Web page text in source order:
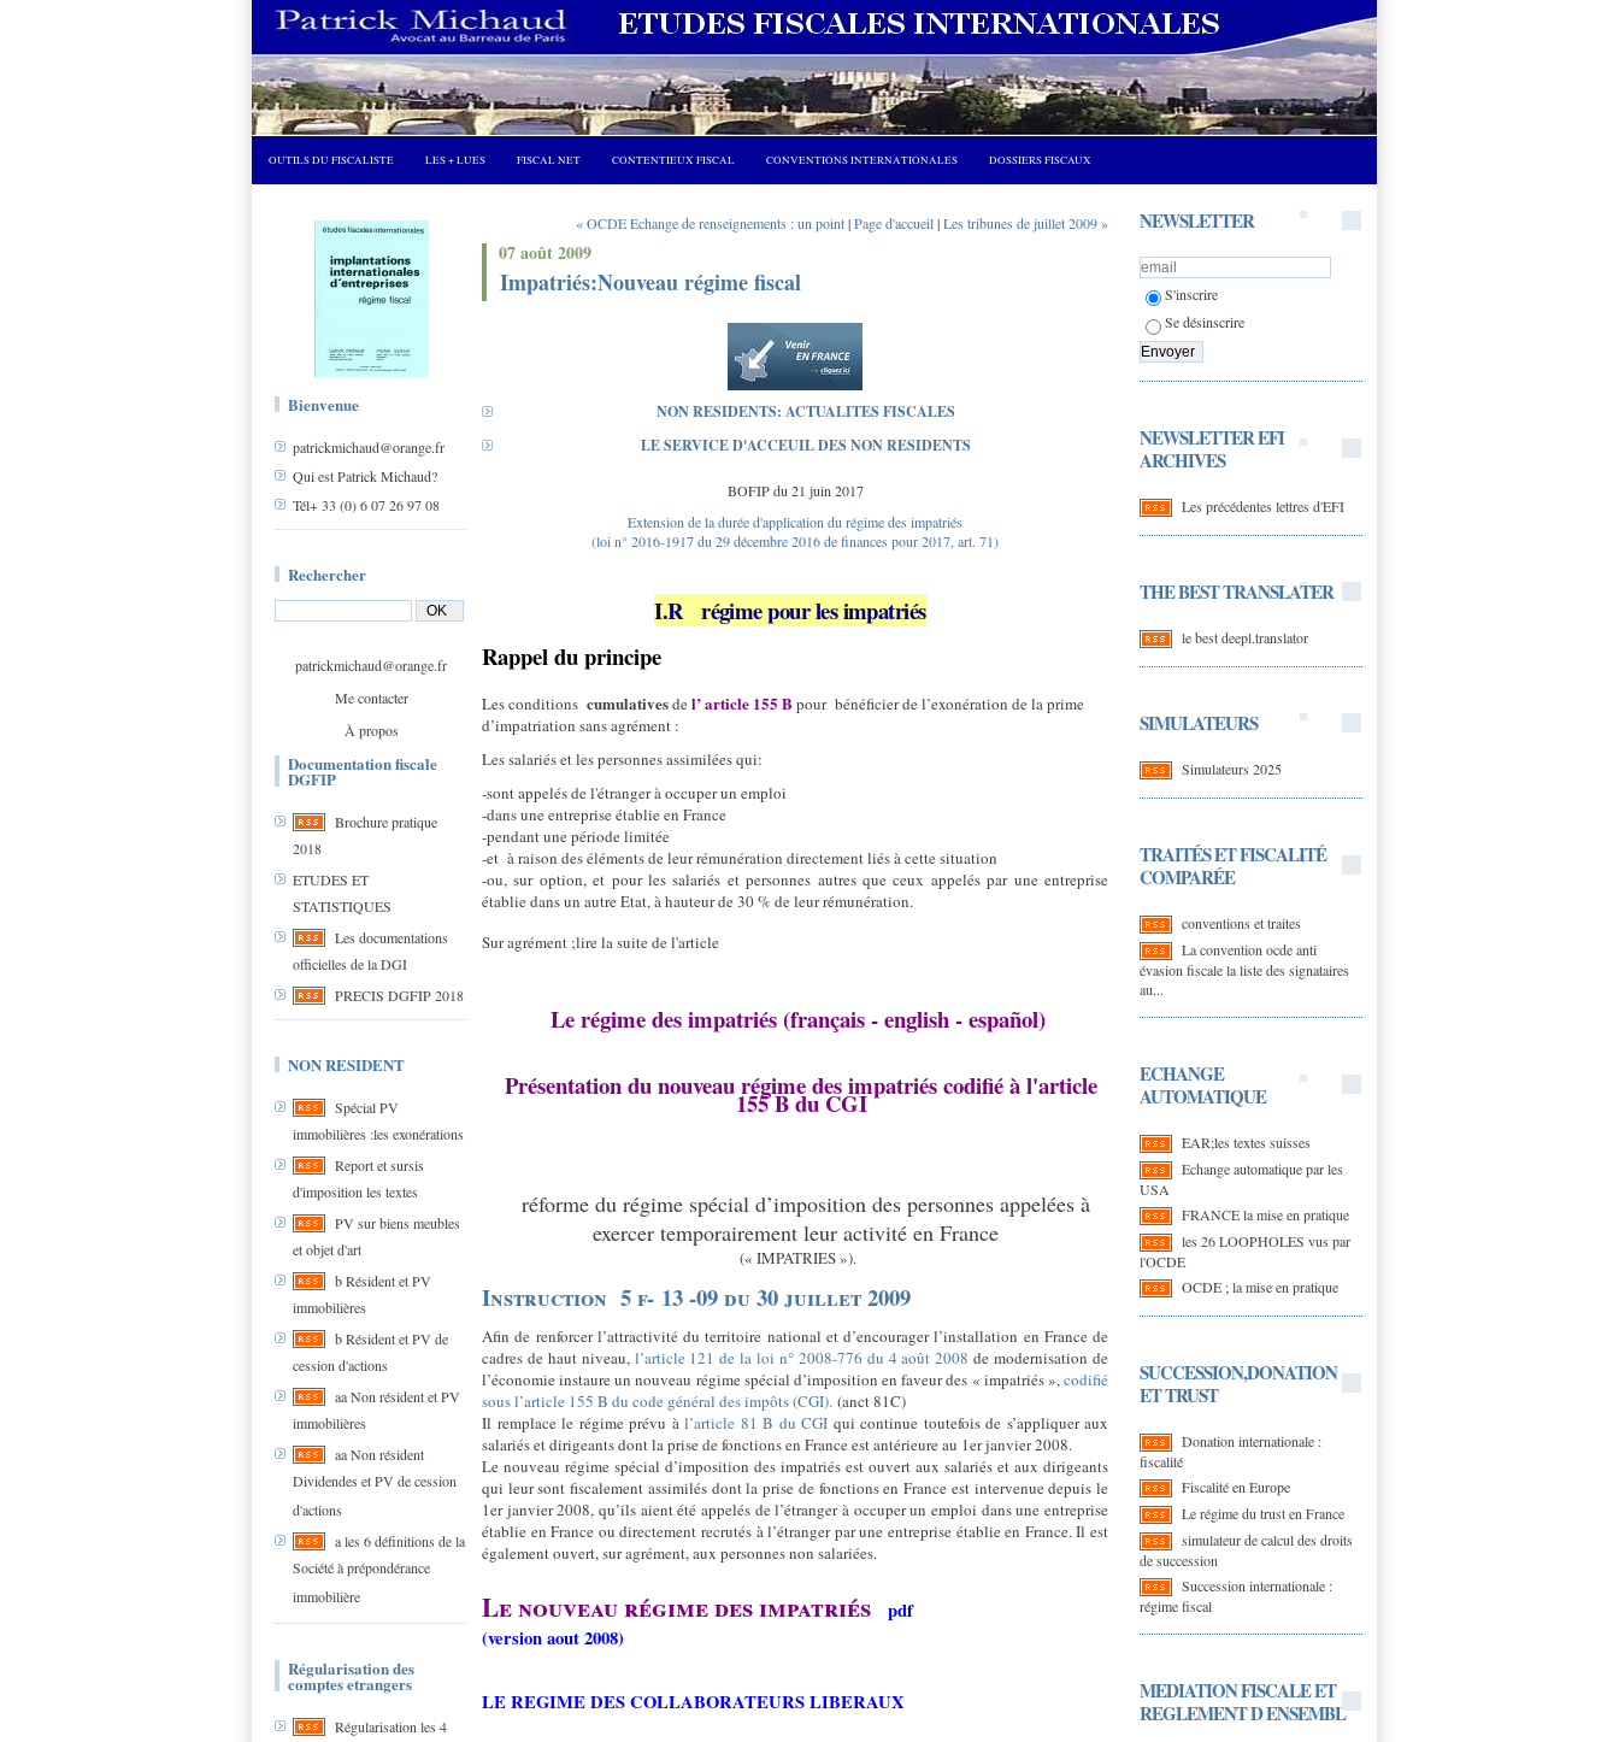
OUTILS DU FISCALISTE LES + LUES FISCAL NET CONTENTIEUX FISCAL CONVENTIONS INTERNATIONALES DOSSIERS FISCAUX
Bienvenue
patrickmichaud@orange.fr
Qui est Patrick Michaud?
Tél+ 33 (0) 6 07 26 97 08
Rechercher
patrickmichaud@orange.fr
Me contacter
À propos
Documentation fiscale
DGFIP
Brochure pratique
2018
ETUDES ET
STATISTIQUES
Les documentations
officielles de la DGI
PRECIS DGFIP 2018
NON RESIDENT
Spécial PV
immobilières :les exonérations
Report et sursis
d'imposition les textes
PV sur biens meubles
et objet d'art
b Résident et PV
immobilières
b Résident et PV de
cession d'actions
aa Non résident et PV
immobilières
aa Non résident
Dividendes et PV de cession
d'actions
a les 6 définitions de la
Société à prépondérance
immobilière
Régularisation des
comptes etrangers
Régularisation les 4
NEWSLETTER
S'inscrire
Se désinscrire
NEWSLETTER EFI
ARCHIVES
Les précédentes lettres d'EFI
THE BEST TRANSLATER
le best deepl.translator
SIMULATEURS
Simulateurs 2025
TRAITÉS ET FISCALITÉ
COMPARÉE
conventions et traites
La convention ocde anti
évasion fiscale la liste des signataires
au...
ECHANGE
AUTOMATIQUE
EAR;les textes suisses
Echange automatique par les
USA
FRANCE la mise en pratique
les 26 LOOPHOLES vus par
l'OCDE
OCDE ; la mise en pratique
SUCCESSION,DONATION
ET TRUST
Donation internationale :
fiscalité
Fiscalité en Europe
Le régime du trust en France
simulateur de calcul des droits
de succession
Succession internationale :
régime fiscal
MEDIATION FISCALE ET
REGLEMENT D ENSEMBL
« OCDE Echange de renseignements : un point|Page d'accueil|Les tribunes de juillet 2009 »
07 août 2009
Impatriés:Nouveau régime fiscal
NON RESIDENTS: ACTUALITES FISCALES
LE SERVICE D'ACCEUIL DES NON RESIDENTS
BOFIP du 21 juin 2017
Extension de la durée d'application du régime des impatriés
(loi n° 2016-1917 du 29 décembre 2016 de finances pour 2017, art. 71)
I.R régime pour les impatriés
Rappel du principe
Les conditions cumulativesdel’ article 155 B pour bénéficier de l’exonération de la prime
d’impatriation sans agrément :
Les salariés et les personnes assimilées qui:
-sont appelés de l'étranger à occuper un emploi
-dans une entreprise établie en France
-pendant une période limitée
-et à raison des éléments de leur rémunération directement liés à cette situation
-ou, sur option, et pour les salariés et personnes autres que ceux appelés par une entreprise
établie dans un autre Etat, à hauteur de 30 % de leur rémunération.
Sur agrément ;lire la suite de l'article
Le régime des impatriés (français - english - español)
Présentation du nouveau régime des impatriés codifié à l'article
155 B du CGI
réforme du régime spécial d’imposition des personnes appelées à
exercer temporairement leur activité en France
(« IMPATRIES »).
Instruction 5 f- 13 -09 du 30 juillet 2009
Afin de renforcer l’attractivité du territoire national et d’encourager l’installation en France de
cadres de haut niveau, l’article 121 de la loi n° 2008-776 du 4 août 2008 de modernisation de
l’économie instaure un nouveau régime spécial d’imposition en faveur des « impatriés »,codifié
sous l’article 155 B du code général des impôts (CGI). (anct 81C)
Il remplace le régime prévu à l’article 81 B du CGI qui continue toutefois de s’appliquer aux
salariés et dirigeants dont la prise de fonctions en France est antérieure au 1er janvier 2008.
Le nouveau régime spécial d’imposition des impatriés est ouvert aux salariés et aux dirigeants
qui leur sont fiscalement assimilés dont la prise de fonctions en France est intervenue depuis le
1er janvier 2008, qu’ils aient été appelés de l’étranger à occuper un emploi dans une entreprise
établie en France ou directement recrutés à l’étranger par une entreprise établie en France. Il est
également ouvert, sur agrément, aux personnes non salariées.
Le nouveau régime des impatriés
pdf
(version aout 2008)
LE REGIME DES COLLABORATEURS LIBERAUX